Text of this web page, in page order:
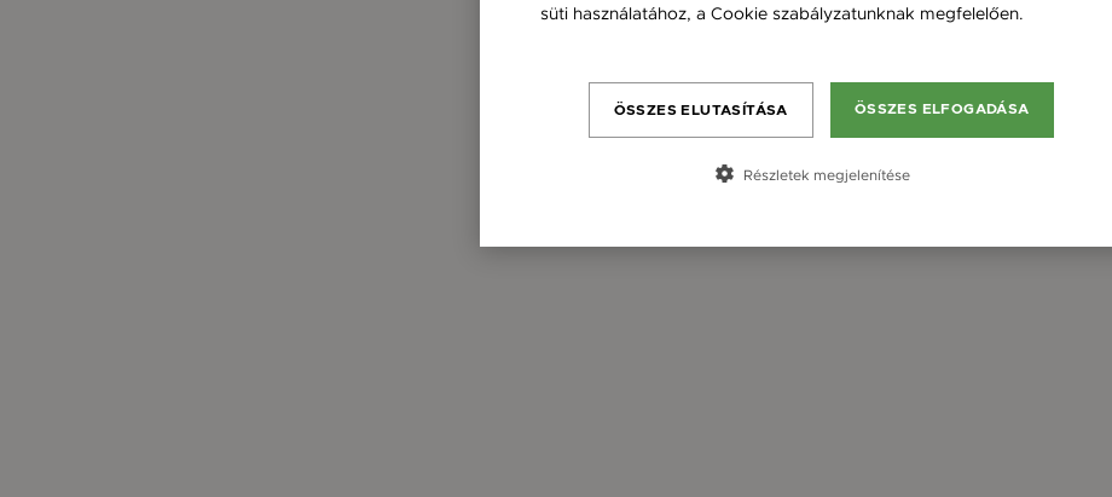
süti használatához, a Cookie szabályzatunknak megfelelően.
ÖSSZES ELFOGADÁSA
ÖSSZES ELUTASÍTÁSA
Részletek megjelenítése